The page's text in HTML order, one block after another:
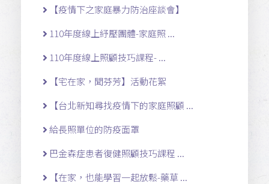
【疫情下之家庭暴力防治座談會】
110年度線上紓壓團體-家庭照 ...
110年度線上照顧技巧課程- ...
【宅在家，聞芬芳】活動花絮
【台北新知尋找疫情下的家庭照顧 ...
給長照單位的防疫面罩
巴金森症患者復健照顧技巧課程 ...
【在家，也能學習一起放鬆-藥草 ...